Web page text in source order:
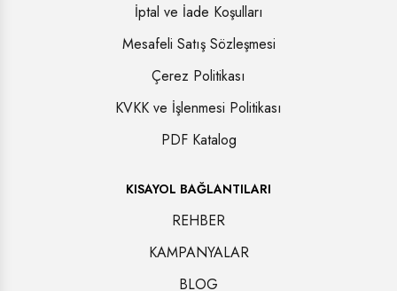
İptal ve İade Koşulları
Mesafeli Satış Sözleşmesi
Çerez Politikası
KVKK ve İşlenmesi Politikası
PDF Katalog
KISAYOL BAĞLANTILARI
REHBER
KAMPANYALAR
BLOG